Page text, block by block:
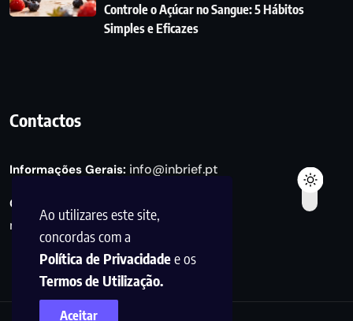
Ao utilizares este site,
concordas com a
Política de Privacidadee os
Termos de Utilização.
Aceitar
Controle o Açúcar no Sangue: 5 Hábitos
Simples e Eficazes
Contactos
Informações Gerais: info@inbrief.pt
Consultas de Marketing e Parcerias:
marketing@inbrief.pt